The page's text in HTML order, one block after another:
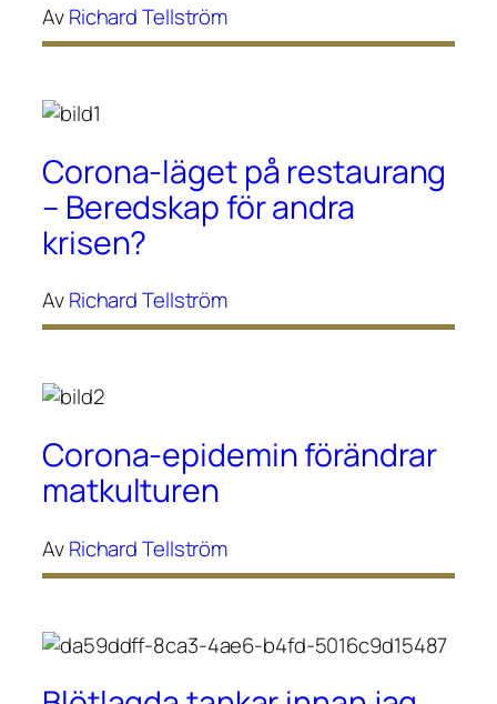
AvRichard Tellström
Corona-läget på restaurang
– Beredskap för andra
krisen?
AvRichard Tellström
Corona-epidemin förändrar
matkulturen
AvRichard Tellström